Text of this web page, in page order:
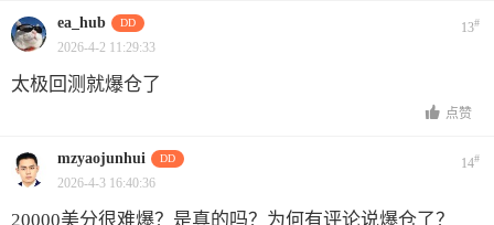
ea_hub DD 13#
2026-4-2 11:29:33
太极回测就爆仓了
点赞
mzyaojunhui DD 14#
2026-4-3 16:40:36
20000美分很难爆？是真的吗？为何有评论说爆仓了？